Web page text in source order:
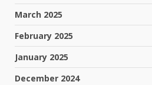
March 2025
February 2025
January 2025
December 2024